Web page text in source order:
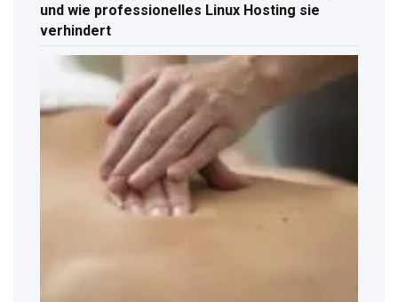
und wie professionelles Linux Hosting sie
verhindert